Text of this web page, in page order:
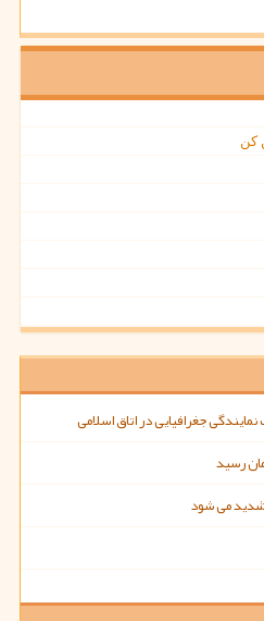
کن
جغرافیایی در اتاق اسلامی
می شود